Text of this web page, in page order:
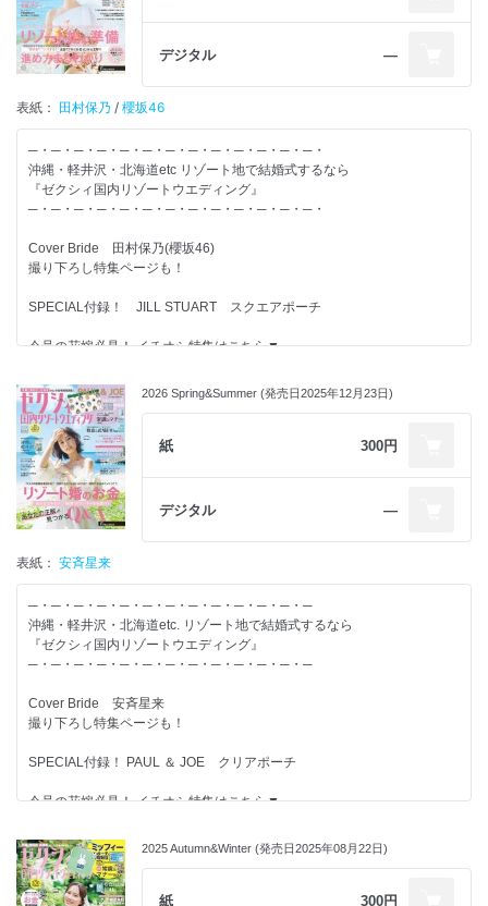
デジタル ―
表紙： 田村保乃 / 櫻坂46
─・─・─・─・─・─・─・─・─・─・─・─・─・
沖縄・軽井沢・北海道etc リゾート地で結婚式するなら
『ゼクシィ国内リゾートウエディング』
─・─・─・─・─・─・─・─・─・─・─・─・─・
Cover Bride 田村保乃(櫻坂46)
撮り下ろし特集ページも！
SPECIAL付録！ JILL STUART スクエアポーチ
今号の花嫁必見！ イチオシ特集はこちら▼
進め方まるわかりSpecial
【別冊付録】-------------------------
◆リゾート婚のお金 スッキリまるわかりBOOK
◆OKINAWA WEDDING IDEA BOOK
◆教会＆式場100BOOK
【特集】-------------------------
◆エリア別 “ご当地プチギフト”20
◆沖縄＆軽井沢Bridesの[ドレス×ヘア]最愛バランス
◆リゾート婚のゲスト旅費の負担額 “超こまか明細”全部見せ！
◆ゲスト思いの常識＆マナー
◆リゾ婚の会場探しは「頼る」が正解！
結婚するふたりが、すてきな結婚式を実現し、
その後の人生がずっと幸せになることを応援しています。
2026 Spring&Summer (発売日2025年12月23日)
紙 300円
デジタル ―
表紙： 安斉星来
─・─・─・─・─・─・─・─・─・─・─・─・─
沖縄・軽井沢・北海道etc. リゾート地で結婚式するなら
『ゼクシィ国内リゾートウエディング』
─・─・─・─・─・─・─・─・─・─・─・─・─
Cover Bride 安斉星来
撮り下ろし特集ページも！
SPECIAL付録！ PAUL ＆ JOE クリアポーチ
今号の花嫁必見！ イチオシ特集はこちら▼
リゾート婚のお金Q＆A
【別冊付録】-------------------------
2025 Autumn&Winter (発売日2025年08月22日)
紙 300円